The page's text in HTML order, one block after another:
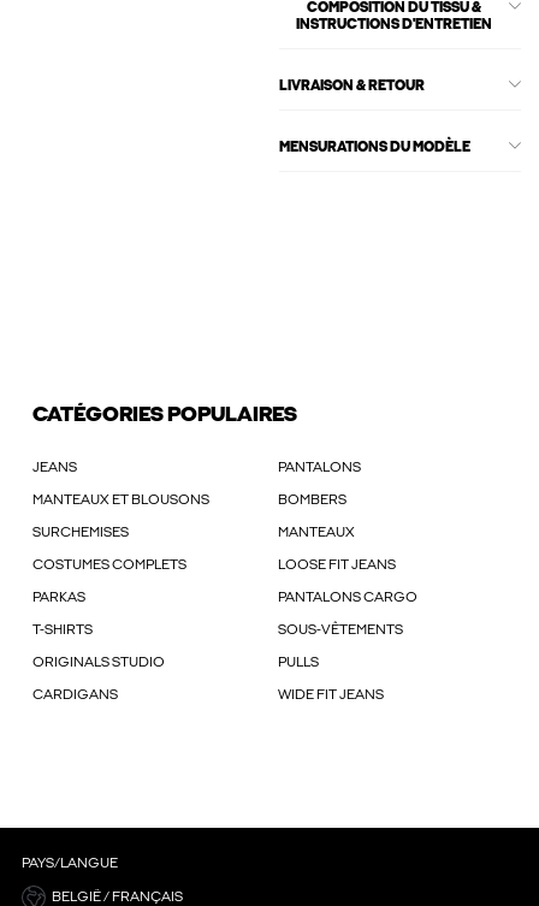
COMPOSITION DU TISSU &
INSTRUCTIONS D'ENTRETIEN
LIVRAISON & RETOUR
MENSURATIONS DU MODÈLE
CATÉGORIES POPULAIRES
JEANS PANTALONS
MANTEAUX ET BLOUSONS BOMBERS
SURCHEMISES MANTEAUX
COSTUMES COMPLETS LOOSE FIT JEANS
PARKAS PANTALONS CARGO
T-SHIRTS SOUS-VÊTEMENTS
ORIGINALS STUDIO PULLS
CARDIGANS WIDE FIT JEANS
PAYS/LANGUE
BELGIË / FRANÇAIS